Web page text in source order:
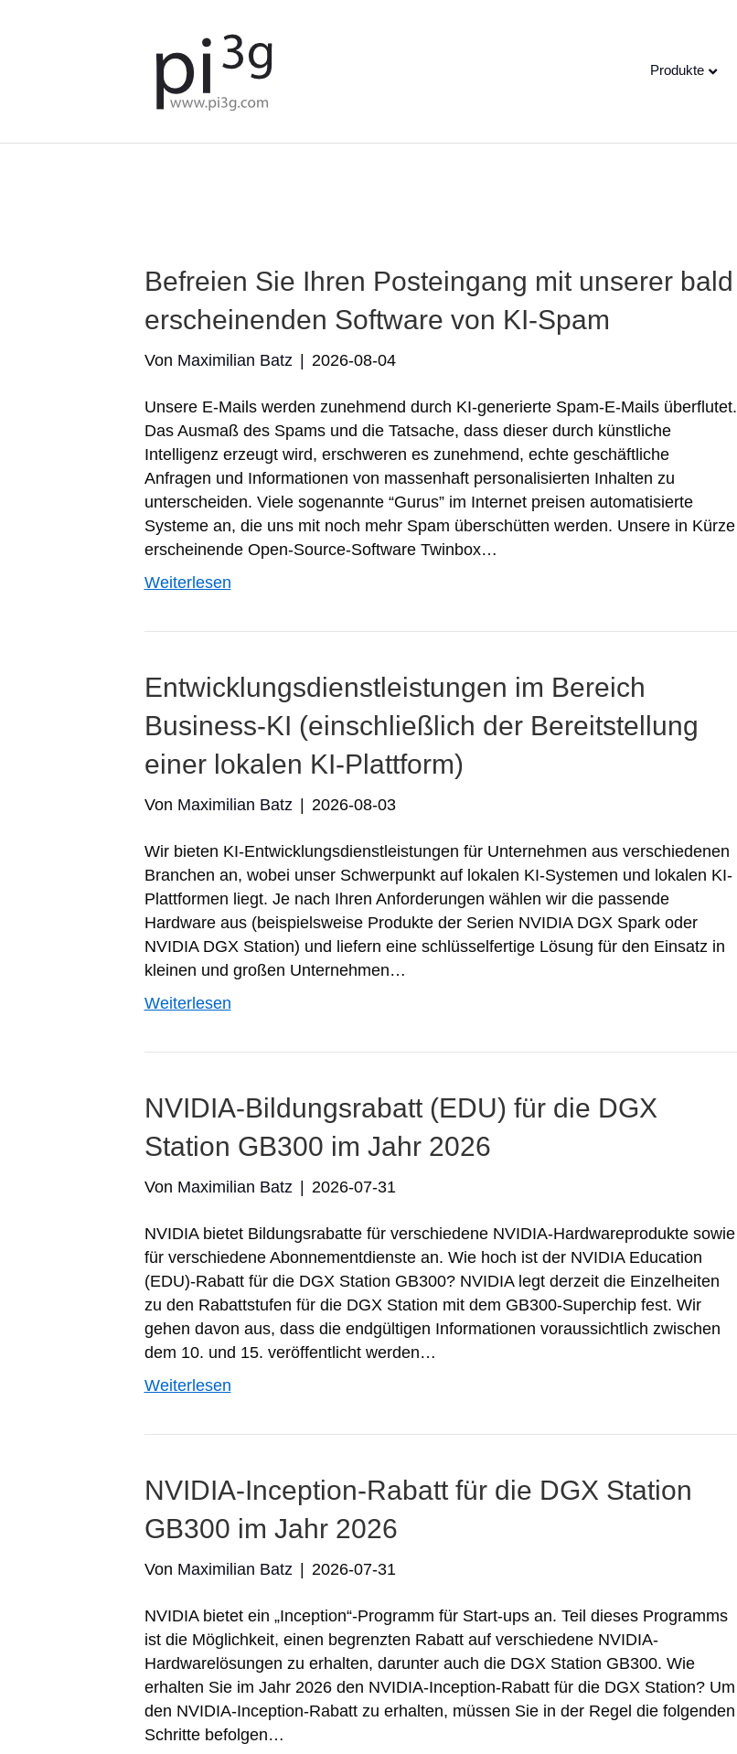
We've detected you might be speaking a different
language. Do you want to change to:
Produkte
Befreien Sie Ihren Posteingang mit unserer bald
erscheinenden Software von KI-Spam
Von Maximilian Batz 2026-08-04
Unsere E-Mails werden zunehmend durch KI-generierte Spam-E-Mails überflutet.
Das Ausmaß des Spams und die Tatsache, dass dieser durch künstliche
Intelligenz erzeugt wird, erschweren es zunehmend, echte geschäftliche
Anfragen und Informationen von massenhaft personalisierten Inhalten zu
unterscheiden. Viele sogenannte “Gurus” im Internet preisen automatisierte
Systeme an, die uns mit noch mehr Spam überschütten werden. Unsere in Kürze
erscheinende Open-Source-Software Twinbox…
Weiterlesen
Entwicklungsdienstleistungen im Bereich
Business-KI (einschließlich der Bereitstellung
einer lokalen KI-Plattform)
Von Maximilian Batz 2026-08-03
Wir bieten KI-Entwicklungsdienstleistungen für Unternehmen aus verschiedenen
Branchen an, wobei unser Schwerpunkt auf lokalen KI-Systemen und lokalen KI-
Plattformen liegt. Je nach Ihren Anforderungen wählen wir die passende
Hardware aus (beispielsweise Produkte der Serien NVIDIA DGX Spark oder
NVIDIA DGX Station) und liefern eine schlüsselfertige Lösung für den Einsatz in
kleinen und großen Unternehmen…
Weiterlesen
NVIDIA-Bildungsrabatt (EDU) für die DGX
Station GB300 im Jahr 2026
Von Maximilian Batz 2026-07-31
NVIDIA bietet Bildungsrabatte für verschiedene NVIDIA-Hardwareprodukte sowie
für verschiedene Abonnementdienste an. Wie hoch ist der NVIDIA Education
(EDU)-Rabatt für die DGX Station GB300? NVIDIA legt derzeit die Einzelheiten
zu den Rabattstufen für die DGX Station mit dem GB300-Superchip fest. Wir
gehen davon aus, dass die endgültigen Informationen voraussichtlich zwischen
dem 10. und 15. veröffentlicht werden…
Weiterlesen
NVIDIA-Inception-Rabatt für die DGX Station
GB300 im Jahr 2026
Von Maximilian Batz 2026-07-31
NVIDIA bietet ein „Inception“-Programm für Start-ups an. Teil dieses Programms
ist die Möglichkeit, einen begrenzten Rabatt auf verschiedene NVIDIA-
Hardwarelösungen zu erhalten, darunter auch die DGX Station GB300. Wie
erhalten Sie im Jahr 2026 den NVIDIA-Inception-Rabatt für die DGX Station? Um
den NVIDIA-Inception-Rabatt zu erhalten, müssen Sie in der Regel die folgenden
Schritte befolgen…